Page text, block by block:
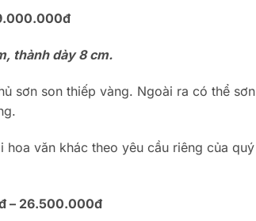
thành dày 8 cm.
sơn son thiếp vàng. Ngoài ra có thể sơn
văn khác theo yêu cầu riêng của quý
– 26.500.000đ